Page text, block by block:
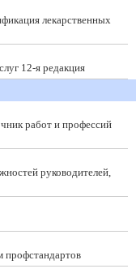
лекарственных
12-я редакция
работ и профессий
руководителей,
профстандартов